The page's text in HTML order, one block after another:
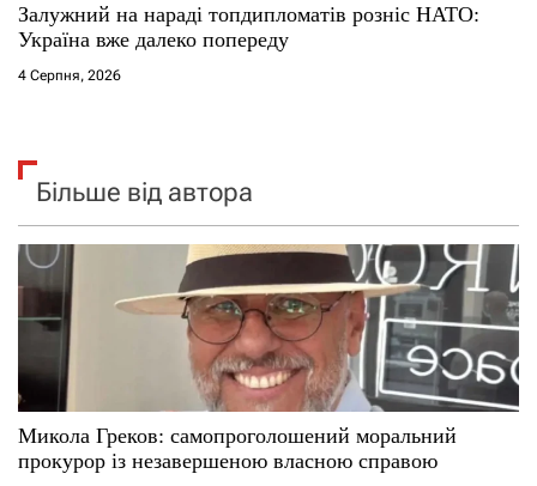
Залужний на нараді топдипломатів розніс НАТО:
Україна вже далеко попереду
4 Серпня, 2026
Більше від автора
Микола Греков: самопроголошений моральний
прокурор із незавершеною власною справою